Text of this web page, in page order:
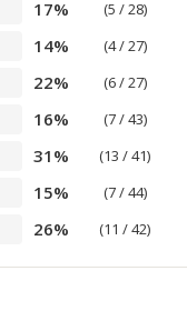
17% (5 / 28)
14% (4 / 27)
22% (6 / 27)
16% (7 / 43)
31% (13 / 41)
15% (7 / 44)
26% (11 / 42)